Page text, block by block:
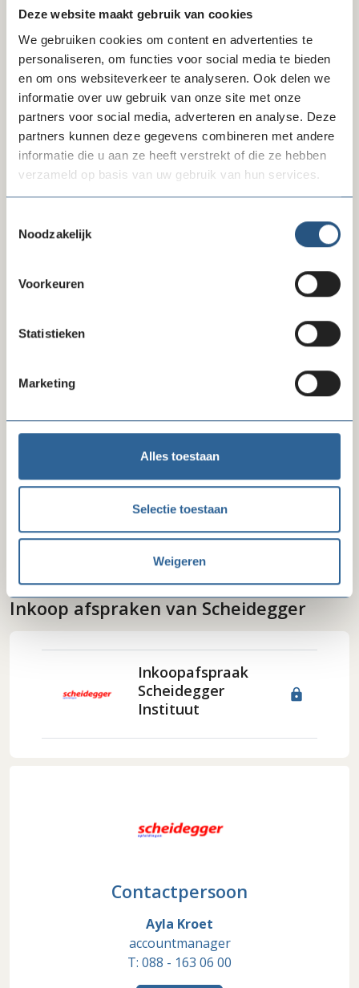
Deze website maakt gebruik van cookies
We gebruiken cookies om content en advertenties te
personaliseren, om functies voor social media te bieden
en om ons websiteverkeer te analyseren. Ook delen we
informatie over uw gebruik van onze site met onze
partners voor social media, adverteren en analyse. Deze
partners kunnen deze gegevens combineren met andere
informatie die u aan ze heeft verstrekt of die ze hebben
verzameld op basis van uw gebruik van hun services.
Noodzakelijk
Voorkeuren
Statistieken
Marketing
Alles toestaan
Selectie toestaan
Weigeren
e-mail met vermelding van de gewenste opleiding,
datum en aanbieder van de opleiding of training naar
zakelijk@nti.nl. De ledenkorting wordt dan automatisch
verrekend.
Scheidegger is onderdeel van Salta Group (net alsNTI
Zakelijk,NCOI,ComputrainenSRMwaar ook
ledenkortingen worden gegeven).
Ledenvoordeel
de inlog).
Bekijk ook
Meer over Scheidegger
Meer over NTI Zakelijk
Meer over Computrain
Inkoop afspraken van Scheidegger
Inkoopafspraak
Scheidegger
Instituut
lock
Contactpersoon
Ayla Kroet
accountmanager
T: 088 - 163 06 00